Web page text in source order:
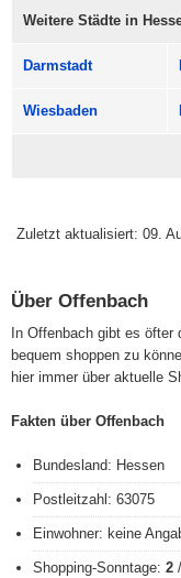
Weitere Städte in
Darmstadt
Wiesbaden
Zuletzt aktualisiert: 09.
Über Offenbach
In Offenbach gibt es
bequem shoppen zu
hier immer über aktuelle
Fakten über Offenbach
Bundesland: Hessen
Postleitzahl: 63075
Einwohner: keine
Shopping-Sonntage: 2